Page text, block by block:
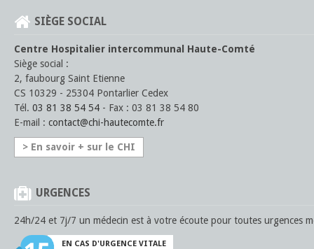
SIÈGE SOCIAL
Centre Hospitalier intercommunal Haute-Comté
Siège social :
2, faubourg Saint Etienne
CS 10329 - 25304 Pontarlier Cedex
Tél. 03 81 38 54 54 - Fax : 03 81 38 54 80
E-mail : contact@chi-hautecomte.fr
> En savoir + sur le CHI
URGENCES
24h/24 et 7j/7 un médecin est à votre écoute pour toutes urgences
EN CAS D'URGENCE VITALE